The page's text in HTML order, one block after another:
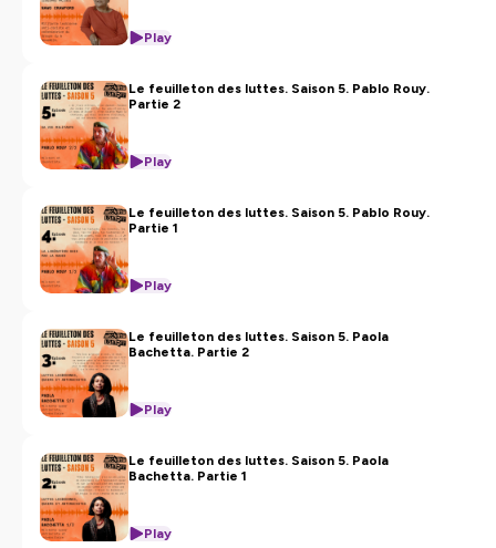
Play
Le feuilleton des luttes. Saison 5. Pablo Rouy.
Partie 2
Play
Le feuilleton des luttes. Saison 5. Pablo Rouy.
Partie 1
Play
Le feuilleton des luttes. Saison 5. Paola
Bachetta. Partie 2
Play
Le feuilleton des luttes. Saison 5. Paola
Bachetta. Partie 1
Play